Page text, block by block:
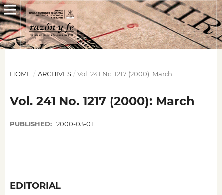
HOME / ARCHIVES / Vol. 241 No. 1217 (2000): March
Vol. 241 No. 1217 (2000): March
PUBLISHED: 2000-03-01
EDITORIAL